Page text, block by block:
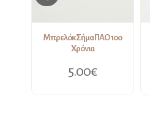
Μπρελόκ Σήμα ΠΑΟ 100
Χρόνια
5.00€